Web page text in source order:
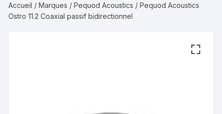
Accueil /Marques /Pequod Acoustics / Pequod Acoustics
Ostro 11.2 Coaxial passif bidirectionnel